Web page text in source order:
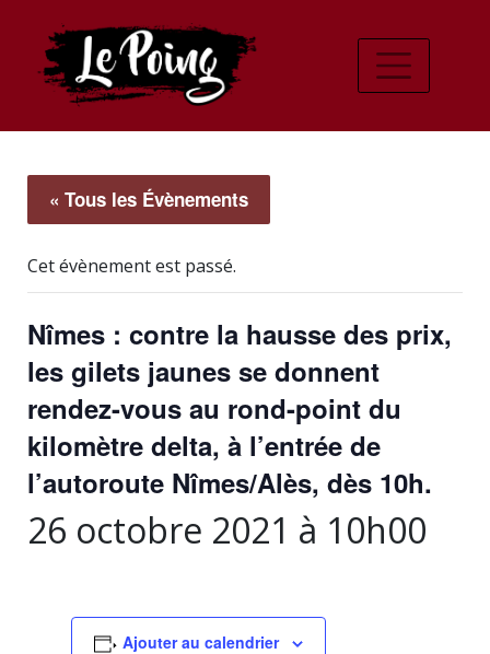
« Tous les Évènements
Cet évènement est passé.
Nîmes : contre la hausse des prix,
les gilets jaunes se donnent
rendez-vous au rond-point du
kilomètre delta, à l’entrée de
l’autoroute Nîmes/Alès, dès 10h.
26 octobre 2021 à 10h00
Ajouter au calendrier